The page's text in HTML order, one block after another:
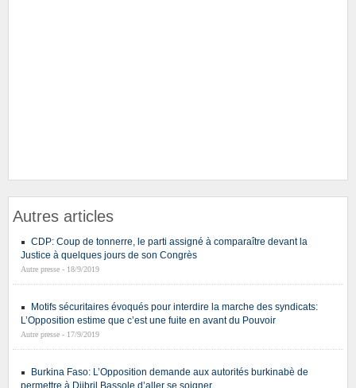
Autres articles
CDP: Coup de tonnerre, le parti assigné à comparaître devant la
Justice à quelques jours de son Congrès
Autre presse - 18/9/2019
Motifs sécuritaires évoqués pour interdire la marche des syndicats:
L’Opposition estime que c’est une fuite en avant du Pouvoir
Autre presse - 17/9/2019
Burkina Faso: L’Opposition demande aux autorités burkinabè de
permettre à Djibril Bassole d’aller se soigner